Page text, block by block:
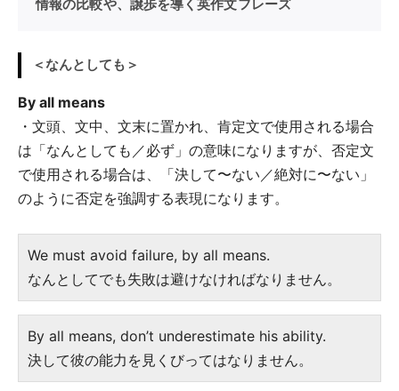
情報の比較や、譲歩を導く英作文フレーズ
＜なんとしても＞
By all means
・文頭、文中、文末に置かれ、肯定文で使用される場合
は「なんとしても／必ず」の意味になりますが、否定文
で使用される場合は、「決して〜ない／絶対に〜ない」
のように否定を強調する表現になります。
We must avoid failure, by all means.
なんとしてでも失敗は避けなければなりません。
By all means, don’t underestimate his ability.
決して彼の能力を見くびってはなりません。